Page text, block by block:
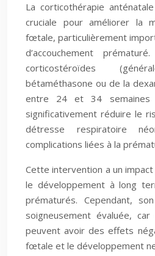
La corticothérapie
cruciale pour améliorer la
fœtale, particulièrement
d’accouchement
corticostéroïdes
bétaméthasone ou de la
entre 24 et 34 semaines
significativement réduire le
détresse respiratoire
complications liées à la
Cette intervention a un
le développement à long
prématurés. Cependant,
soigneusement évaluée,
peuvent avoir des effets
fœtale et le développement